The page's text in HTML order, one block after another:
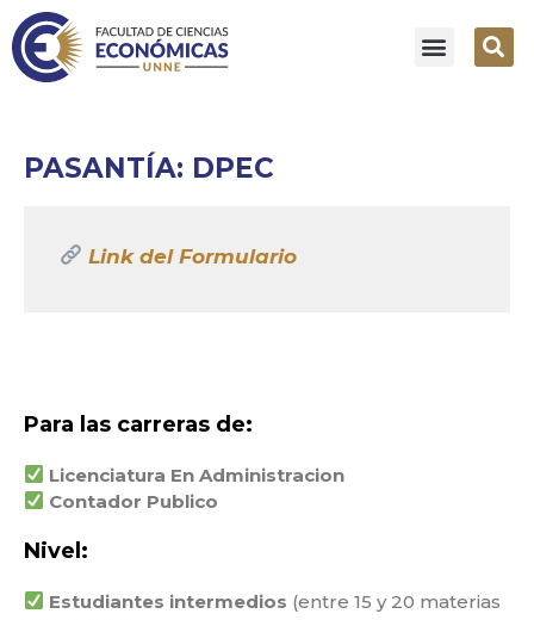
PASANTÍA: DPEC
Link del Formulario
Para las carreras de:
Licenciatura En Administracion
Contador Publico
Nivel:
Estudiantes intermedios (entre 15 y 20 materias